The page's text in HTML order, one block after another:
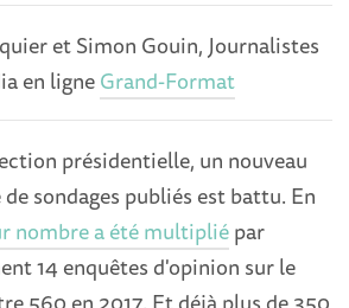
et Simon Gouin, Journalistes
en ligneGrand-Format
présidentielle, un nouveau
sondages publiés est battu. En
nombre a été multipliépar
14 enquêtes d'opinion sur le